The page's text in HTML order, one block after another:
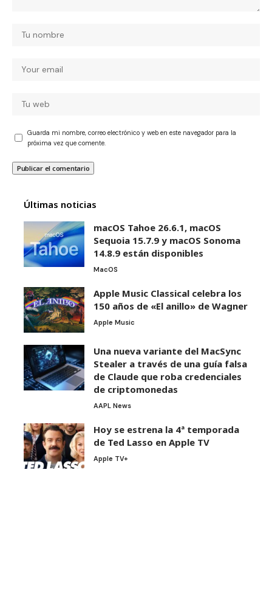
Guarda mi nombre, correo electrónico y web en este navegador para la
próxima vez que comente.
Últimas noticias
macOS Tahoe 26.6.1, macOS
Sequoia 15.7.9 y macOS Sonoma
14.8.9 están disponibles
MacOS
Apple Music Classical celebra los
150 años de «El anillo» de Wagner
Apple Music
Una nueva variante del MacSync
Stealer a través de una guía falsa
de Claude que roba credenciales
de criptomonedas
AAPL News
Hoy se estrena la 4ª temporada
de Ted Lasso en Apple TV
Apple TV+